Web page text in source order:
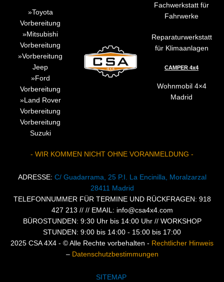
Toyota
Vorbereitung
Mitsubishi
Vorbereitung
Vorbereitung
Jeep
Ford
Vorbereitung
Land Rover
Vorbereitung
Vorbereitung
Suzuki
Fachwerkstatt für
Fahrwerke
Reparaturwerkstatt
für Klimaanlagen
CAMPER 4x4
Wohnmobil 4×4
Madrid
- WIR KOMMEN NICHT OHNE VORANMELDUNG -
ADRESSE: C/ Guadarrama, 25 P.I. La Encinilla, Moralzarzal
28411 Madrid
TELEFONNUMMER FÜR TERMINE UND RÜCKFRAGEN: 918
427 213 // // EMAIL: info@csa4x4.com
BÜROSTUNDEN: 9:30 Uhr bis 14:00 Uhr // WORKSHOP
STUNDEN: 9:00 bis 14:00 - 15:00 bis 17:00
2025 CSA 4X4 - © Alle Rechte vorbehalten - Rechtlicher Hinweis
– Datenschutzbestimmungen
SITEMAP